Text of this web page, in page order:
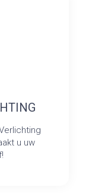
u uw